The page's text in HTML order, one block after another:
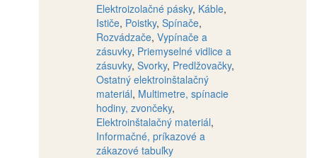
Elektroizolačné pásky, Káble,
Ističe, Poistky, Spínače,
Rozvádzače, Vypínače a
zásuvky, Priemyselné vidlice a
zásuvky, Svorky, Predlžovačky,
Ostatný elektroinštalačný
materiál, Multimetre, spínacie
hodiny, zvončeky,
Elektroinštalačný materiál,
Informačné, príkazové a
zákazové tabuľky